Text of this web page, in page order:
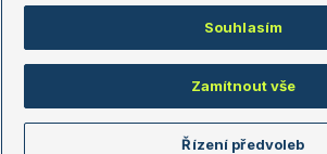
Copyright © 2008-2026 TenisPortal.cz. Využíváme
Souhlasím
Zamítnout vše
Řízení předvoleb